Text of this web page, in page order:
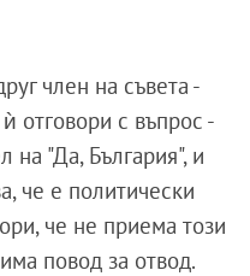
член на съвета -
отговори с въпрос -
на "Да, България", и
че е политически
че не приема този
повод за отвод.